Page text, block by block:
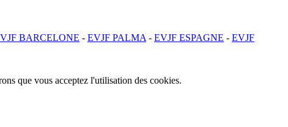
BARCELONE - EVJF PALMA - EVJF ESPAGNE - EVJF
que vous acceptez l'utilisation des cookies.